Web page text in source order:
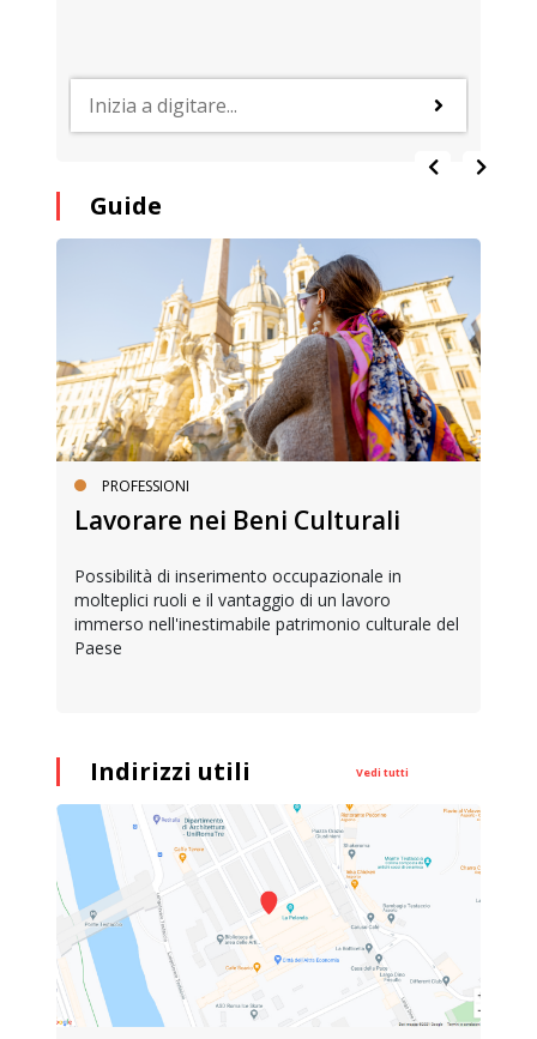
Guide
PROFESSIONI
Lavorare nei Beni Culturali
Possibilità di inserimento occupazionale in
molteplici ruoli e il vantaggio di un lavoro
immerso nell'inestimabile patrimonio culturale del
Paese
Indirizzi utili Vedi tutti